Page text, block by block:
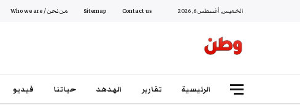
الخميس, أغسطس 6, 2026 Contact us
Sitemap من نحن / Who we are
الرئيسية تقارير الهدهد حياتنا فيديو